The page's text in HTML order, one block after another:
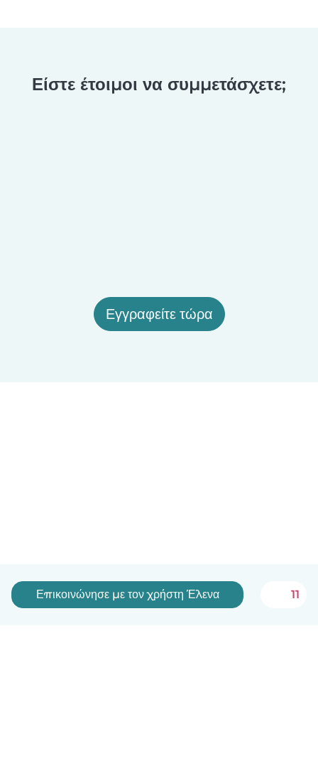
Είστε έτοιμοι να συμμετάσχετε;
Εγγραφείτε τώρα
Επικοινώνησε με τον χρήστη Έλενα 11